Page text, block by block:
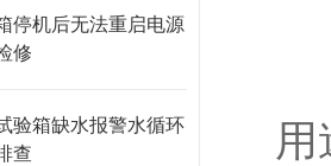
停机后无法重启电源
修
验箱缺水报警水循环
查
用